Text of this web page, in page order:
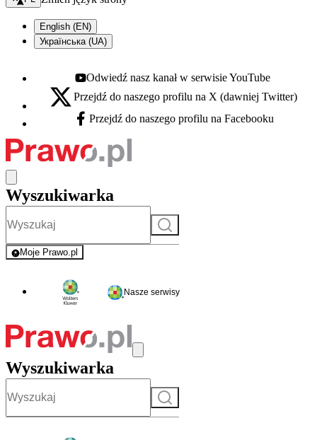
English (EN)
Українська (UA)
Youtube - otwiera się w nowej karcie
Odwiedź nasz kanał w serwisie YouTube
X - otwiera się w nowej karcie
Przejdź do naszego profilu na X (dawniej Twitter)
Facebook - otwiera się w nowej karcie
Przejdź do naszego profilu na Facebooku
Wyszukiwarka
Szukaj
Moje Prawo.pl
- rejestracja i logowanie do serwisu
Nasze serwisy
Wyszukiwarka
Szukaj